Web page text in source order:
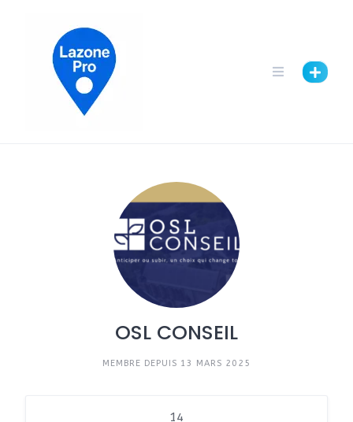
OSL CONSEIL
MEMBRE DEPUIS 13 MARS 2025
14